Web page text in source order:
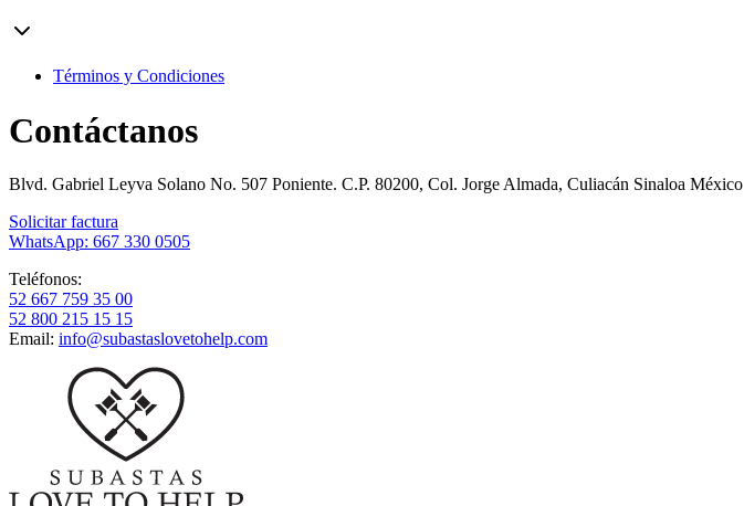
Términos y Condiciones
Contáctanos
Blvd. Gabriel Leyva Solano No. 507 Poniente. C.P. 80200, Col. Jorge Almada, Culiacán Sinaloa México
Solicitar factura
WhatsApp: 667 330 0505
Teléfonos:
52 667 759 35 00
52 800 215 15 15
Email: info@subastaslovetohelp.com